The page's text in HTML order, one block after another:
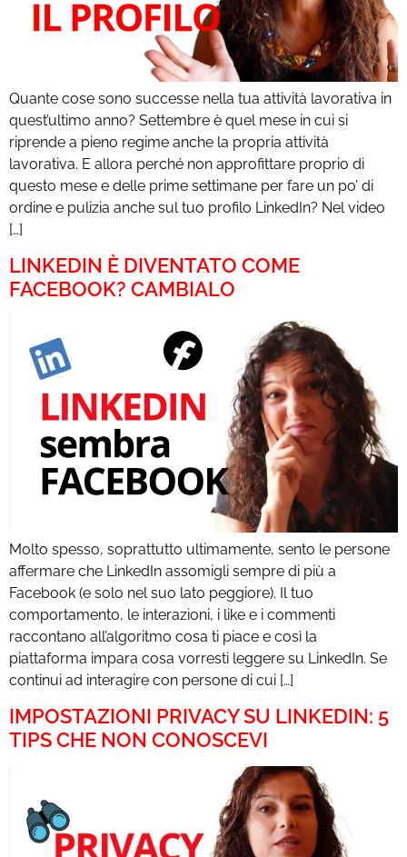
Quante cose sono successe nella tua attività lavorativa in
quest’ultimo anno? Settembre è quel mese in cui si
riprende a pieno regime anche la propria attività
lavorativa. E allora perché non approfittare proprio di
questo mese e delle prime settimane per fare un po’ di
ordine e pulizia anche sul tuo profilo LinkedIn? Nel video
[…]
LINKEDIN È DIVENTATO COME
FACEBOOK? CAMBIALO
Molto spesso, soprattutto ultimamente, sento le persone
affermare che LinkedIn assomigli sempre di più a
Facebook (e solo nel suo lato peggiore). Il tuo
comportamento, le interazioni, i like e i commenti
raccontano all’algoritmo cosa ti piace e così la
piattaforma impara cosa vorresti leggere su LinkedIn. Se
continui ad interagire con persone di cui […]
IMPOSTAZIONI PRIVACY SU LINKEDIN: 5
TIPS CHE NON CONOSCEVI